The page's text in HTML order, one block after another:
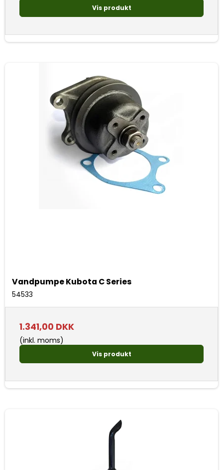
Vis produkt
Vandpumpe Kubota C Series
54533
1.341,00 DKK
(inkl. moms)
Vis produkt